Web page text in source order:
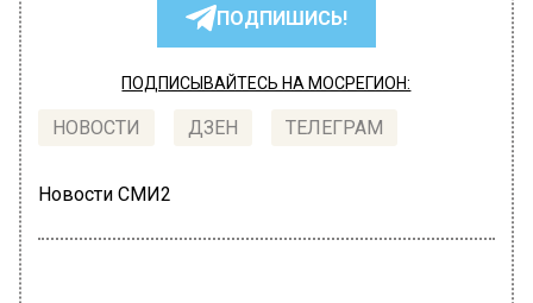
ПОДПИШИСЬ!
ПОДПИСЫВАЙТЕСЬ НА МОСРЕГИОН:
НОВОСТИ ДЗЕН ТЕЛЕГРАМ
Новости СМИ2